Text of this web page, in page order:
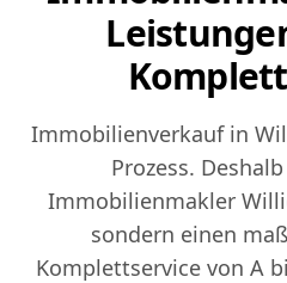
Immobilienverkauf in
Prozess.
Immobilienmakler
sondern einen
Komplettservice von A